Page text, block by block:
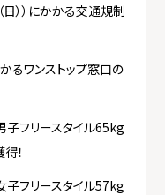
））にかかる交通規制
るワンストップ窓口の
子フリースタイル65kg
！
子フリースタイル57kg